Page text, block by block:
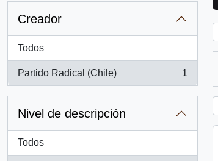
Creador
Todos
Partido Radical (Chile)
, 1 resultados
1
Nivel de descripción
Todos